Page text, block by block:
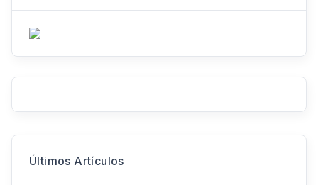
Últimos Artículos